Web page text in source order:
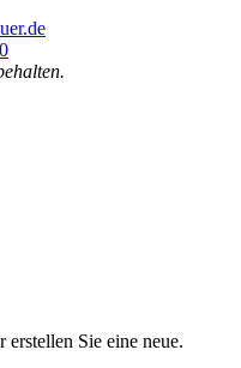
erstellen Sie eine neue.